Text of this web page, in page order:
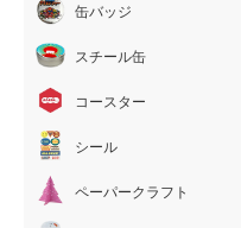
缶バッジ
スチール缶
コースター
シール
ペーパークラフト